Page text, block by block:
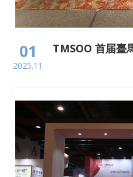
01
2025.11
TMSOO 首届臺